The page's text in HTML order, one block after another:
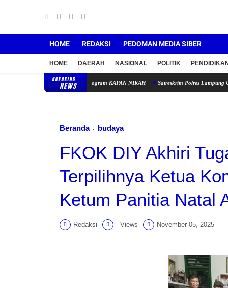
HOME REDAKSI PEDOMAN MEDIA SIBER
HOME DAERAH NASIONAL POLITIK PENDIDIKAN
BREAKING
NEWS
Keluarga Lewat Program KAPAN NIKAH Satreskrim Polres Lampung Utara
Beranda budaya
FKOK DIY Akhiri
Terpilihnya Ketua
Ketum Panitia Natal
Redaksi - Views November 05, 2025